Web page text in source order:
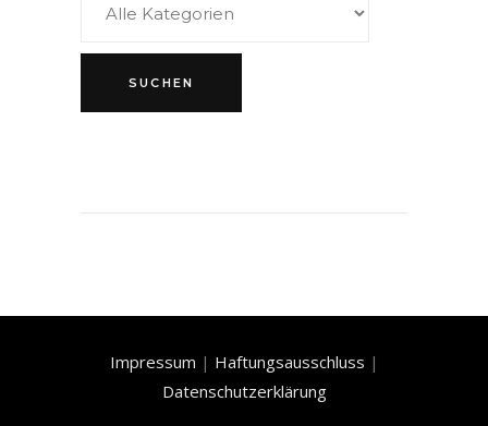
Impressum | Haftungsausschluss |
Datenschutzerklärung